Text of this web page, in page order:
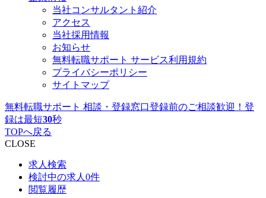
当社コンサルタント紹介
アクセス
当社採用情報
お知らせ
無料転職サポート サービス利用規約
プライバシーポリシー
サイトマップ
無料転職サポート 相談・登録窓口登録前のご相談歓迎！登
録は最短30秒
TOPへ戻る
CLOSE
求人検索
検討中の求人 0件
閲覧履歴